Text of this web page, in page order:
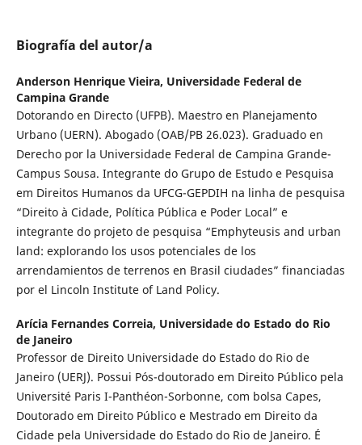
Biografía del autor/a
Anderson Henrique Vieira, Universidade Federal de
Campina Grande
Dotorando en Directo (UFPB). Maestro en Planejamento
Urbano (UERN). Abogado (OAB/PB 26.023). Graduado en
Derecho por la Universidade Federal de Campina Grande-
Campus Sousa. Integrante do Grupo de Estudo e Pesquisa
em Direitos Humanos da UFCG-GEPDIH na linha de pesquisa
“Direito à Cidade, Política Pública e Poder Local” e
integrante do projeto de pesquisa “Emphyteusis and urban
land: explorando los usos potenciales de los
arrendamientos de terrenos en Brasil ciudades” financiadas
por el Lincoln Institute of Land Policy.
Arícia Fernandes Correia, Universidade do Estado do Rio
de Janeiro
Professor de Direito Universidade do Estado do Rio de
Janeiro (UERJ). Possui Pós-doutorado em Direito Público pela
Université Paris I-Panthéon-Sorbonne, com bolsa Capes,
Doutorado em Direito Público e Mestrado em Direito da
Cidade pela Universidade do Estado do Rio de Janeiro. É